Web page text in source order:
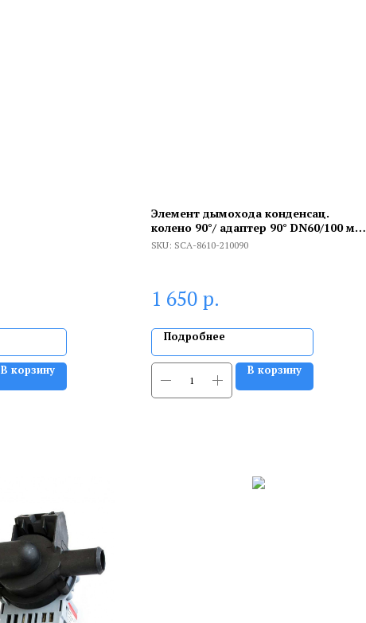
В корзину
Элемент дымохода конденсац.
колено 90°/ адаптер 90° DN60/100 м/п
PP-FE (совместим. с Baxi,Viessmann)
SKU: SCA-8610-210090
1 650 р.
Подробнее
В корзину